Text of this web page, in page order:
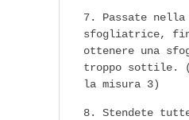
Passate nella
sfogliatrice,
ottenere una
troppo sottile.
la misura 3)
Stendete